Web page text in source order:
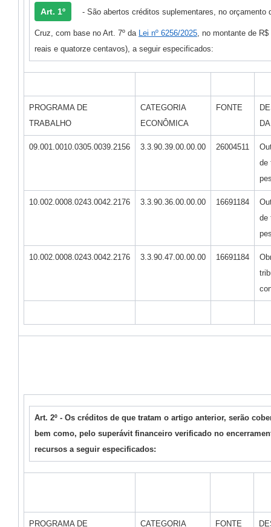
Art. 1º - São abertos créditos suplementares, no orçamento
Cruz, com base no Art. 7º da Lei nº 6256/2025 , no montante de
reais e quatorze centavos), a seguir especificados:
PROGRAMA DE
TRABALHO
CATEGORIA
ECONÔMICA
FONTE
09.001.0010.0305.0039.2156 3.3.90.39.00.00.00 26004511
de
10.002.0008.0243.0042.2176 3.3.90.36.00.00.00 16691184
de
10.002.0008.0243.0042.2176 3.3.90.47.00.00.00 16691184
Art. 2º - Os créditos de que tratam o artigo anterior, serão
bem como, pelo superávit financeiro verificado no
recursos a seguir especificados:
PROGRAMA DE CATEGORIA FONTE